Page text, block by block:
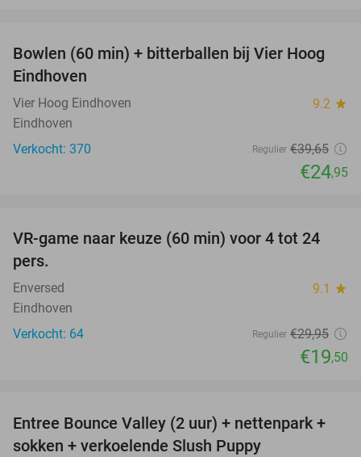
37%
Bowlen (60 min) + bitterballen bij Vier Hoog
Eindhoven
Vier Hoog Eindhoven 9.2 star
Eindhoven
Verkocht: 370
Regulier €39,65
€24,95
35%
VR-game naar keuze (60 min) voor 4 tot 24
pers.
Enversed 9.1 star
Eindhoven
Verkocht: 64
Regulier €29,95
€19,50
46%
Entree Bounce Valley (2 uur) + nettenpark +
sokken + verkoelende Slush Puppy